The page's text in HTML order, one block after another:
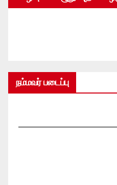
நம்மவர் படைப்பு